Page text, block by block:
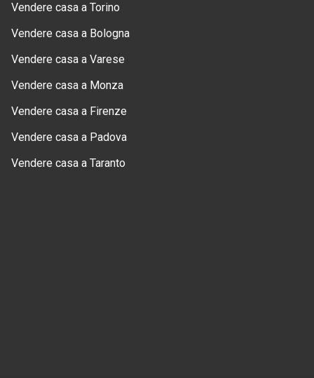
Vendere casa a Torino
Vendere casa a Bologna
Vendere casa a Varese
Vendere casa a Monza
Vendere casa a Firenze
Vendere casa a Padova
Vendere casa a Taranto